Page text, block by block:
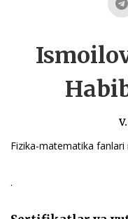
Fizika-matematika
.